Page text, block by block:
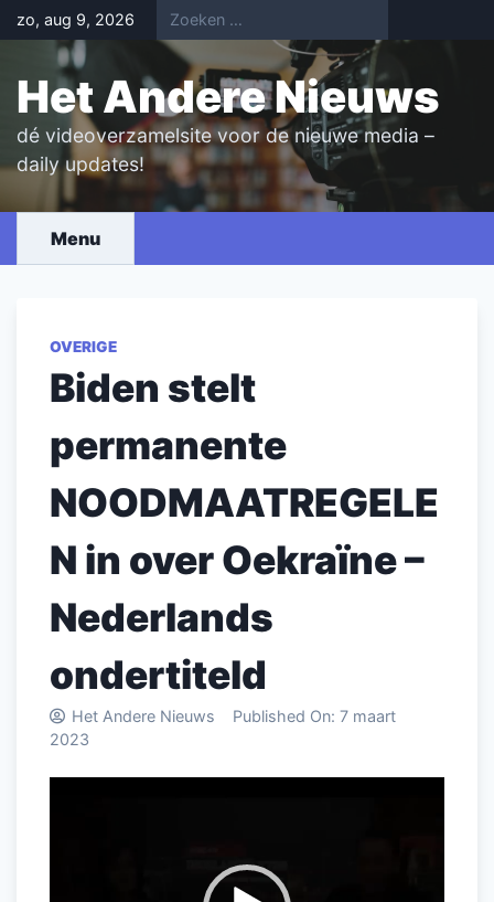
Skip
to
content
zo, aug 9, 2026
Het Andere Nieuws
dé videoverzamelsite voor de nieuwe media –
daily updates!
Menu
OVERIGE
Biden stelt
permanente
NOODMAATREGELE
N in over Oekraïne –
Nederlands
ondertiteld
Het Andere Nieuws Published On: 7 maart
2023